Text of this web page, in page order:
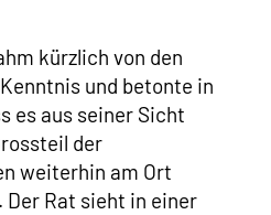
kürzlich von den
und betonte in
es aus seiner Sicht
der
weiterhin am Ort
Rat sieht in einer